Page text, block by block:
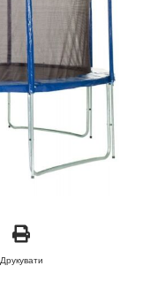
Друкувати